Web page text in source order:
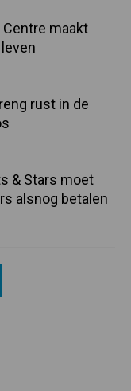
maakt
rust in de
& Stars moet
alsnog betalen